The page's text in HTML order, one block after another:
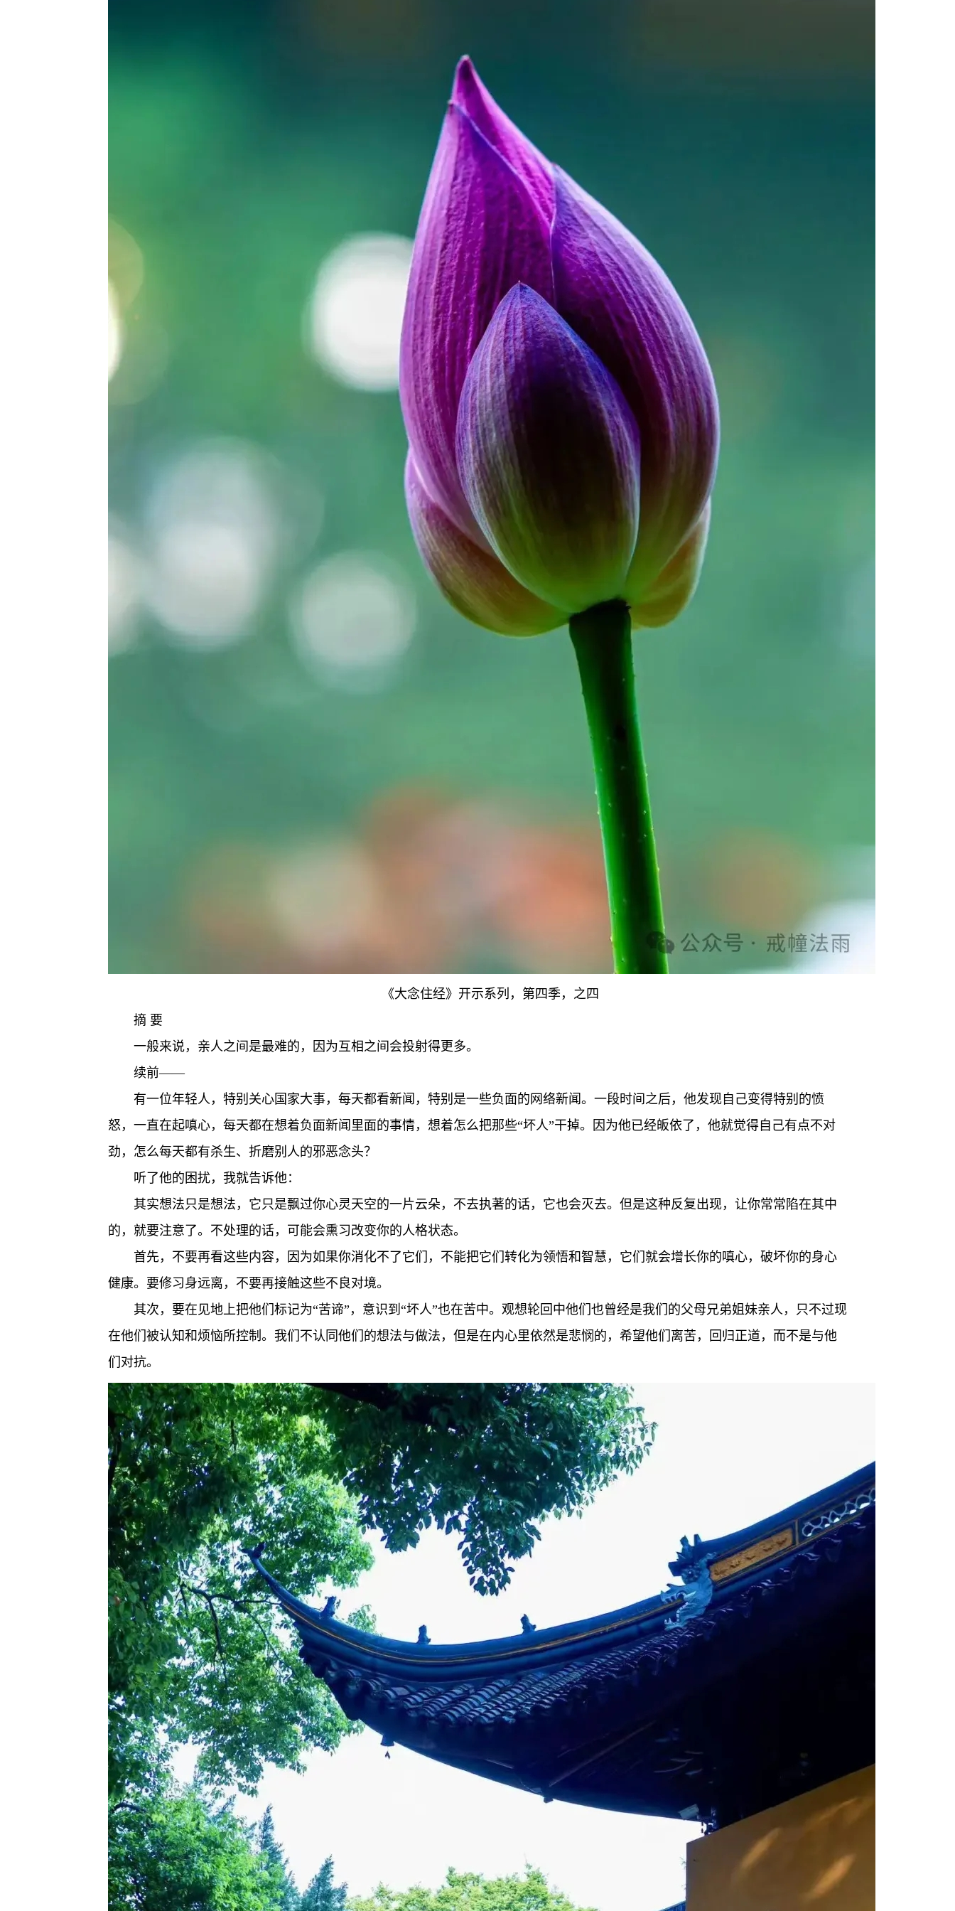
《大念住经》开示系列，第四季，之四
摘 要
一般来说，亲人之间是最难的，因为互相之间会投射得更多。
续前——
有一位年轻人，特别关心国家大事，每天都看新闻，特别是一些负面的网络新闻。一段时间之后，他发现自己变得特别的愤
怒，一直在起嗔心，每天都在想着负面新闻里面的事情，想着怎么把那些“坏人”干掉。因为他已经皈依了，他就觉得自己有点不对
劲，怎么每天都有杀生、折磨别人的邪恶念头？
听了他的困扰，我就告诉他：
其实想法只是想法，它只是飘过你心灵天空的一片云朵，不去执著的话，它也会灭去。但是这种反复出现，让你常常陷在其中
的，就要注意了。不处理的话，可能会熏习改变你的人格状态。
首先，不要再看这些内容，因为如果你消化不了它们，不能把它们转化为领悟和智慧，它们就会增长你的嗔心，破坏你的身心
健康。要修习身远离，不要再接触这些不良对境。
其次，要在见地上把他们标记为“苦谛”，意识到“坏人”也在苦中。观想轮回中他们也曾经是我们的父母兄弟姐妹亲人，只不过现
在他们被认知和烦恼所控制。我们不认同他们的想法与做法，但是在内心里依然是悲悯的，希望他们离苦，回归正道，而不是与他
们对抗。